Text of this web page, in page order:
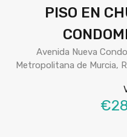
PISO EN
Avenida Nueva
Metropolitana de Murcia,